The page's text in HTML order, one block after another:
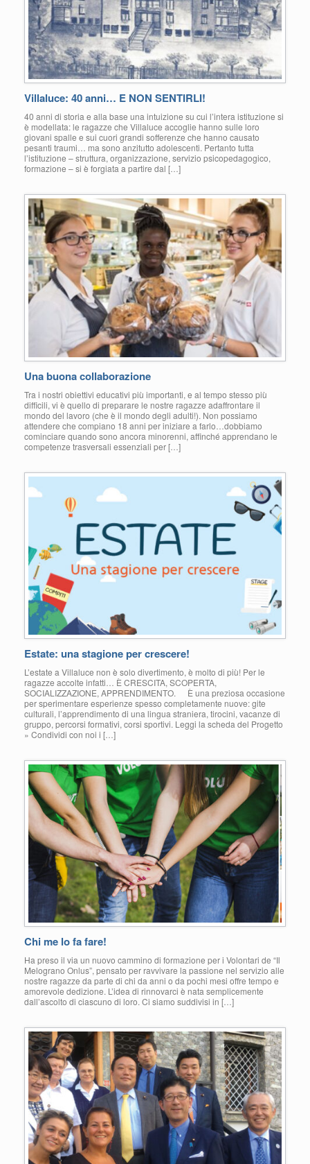
Villaluce: 40 anni… E NON SENTIRLI!
40 anni di storia e alla base una intuizione su cui l’intera istituzione si
è modellata: le ragazze che Villaluce accoglie hanno sulle loro
giovani spalle e sui cuori grandi sofferenze che hanno causato
pesanti traumi… ma sono anzitutto adolescenti. Pertanto tutta
l’istituzione – struttura, organizzazione, servizio psicopedagogico,
formazione – si è forgiata a partire dal […]
Una buona collaborazione
Tra i nostri obiettivi educativi più importanti, e al tempo stesso più
difficili, vi è quello di preparare le nostre ragazze adaffrontare il
mondo del lavoro (che è il mondo degli adulti!). Non possiamo
attendere che compiano 18 anni per iniziare a farlo…dobbiamo
cominciare quando sono ancora minorenni, affinché apprendano le
competenze trasversali essenziali per […]
Estate: una stagione per crescere!
L’estate a Villaluce non è solo divertimento, è molto di più! Per le
ragazze accolte infatti… È CRESCITA, SCOPERTA,
SOCIALIZZAZIONE, APPRENDIMENTO. È una preziosa occasione
per sperimentare esperienze spesso completamente nuove: gite
culturali, l’apprendimento di una lingua straniera, tirocini, vacanze di
gruppo, percorsi formativi, corsi sportivi. Leggi la scheda del Progetto
» Condividi con noi i […]
Chi me lo fa fare!
Ha preso il via un nuovo cammino di formazione per i Volontari de “Il
Melograno Onlus”, pensato per ravvivare la passione nel servizio alle
nostre ragazze da parte di chi da anni o da pochi mesi offre tempo e
amorevole dedizione. L’idea di rinnovarci è nata semplicemente
dall’ascolto di ciascuno di loro. Ci siamo suddivisi in […]